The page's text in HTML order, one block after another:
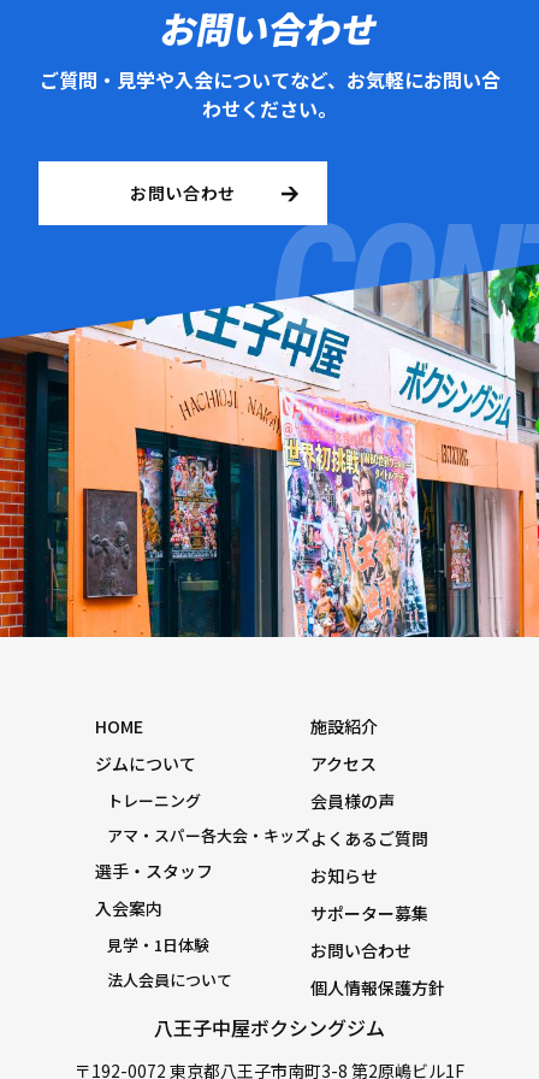
お問い合わせ
ご質問・見学や入会についてなど、お気軽にお問い合
わせください。
お問い合わせ
八王子中屋ボクシングジム
〒192-0072 東京都八王子市南町3-8 第2原嶋ビル1F
HOME
ジムについて
トレーニング
アマ・スパー各大会・キッズ
選手・スタッフ
入会案内
見学・1日体験
法人会員について
施設紹介
アクセス
会員様の声
よくあるご質問
お知らせ
サポーター募集
お問い合わせ
個人情報保護方針